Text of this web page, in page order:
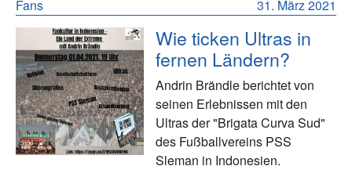
31. März 2021
Fans
Wie ticken Ultras in
fernen Ländern?
Andrin Brändle berichtet von
seinen Erlebnissen mit den
Ultras der "Brigata Curva Sud"
des Fußballvereins PSS
Sleman in Indonesien.